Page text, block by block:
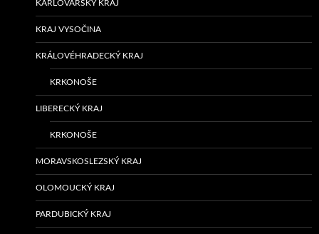
KARLOVARSKÝ KRAJ
KRAJ VYSOČINA
KRÁLOVÉHRADECKÝ KRAJ
KRKONOŠE
LIBERECKÝ KRAJ
KRKONOŠE
MORAVSKOSLEZSKÝ KRAJ
OLOMOUCKÝ KRAJ
PARDUBICKÝ KRAJ